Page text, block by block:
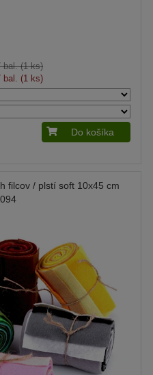
(1 ks)
bal. (1 ks)
Do košíka
filcov / plstí soft 10x45 cm